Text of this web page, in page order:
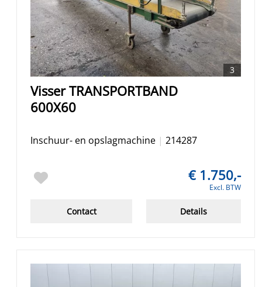
3
Visser TRANSPORTBAND
600X60
Inschuur- en opslagmachine | 214287
€ 1.750,-
Excl. BTW
Details
Contact